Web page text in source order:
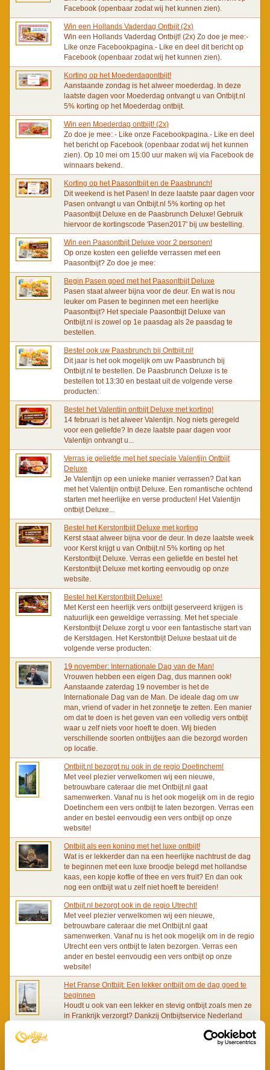
Facebook (openbaar zodat wij het kunnen zien).
Win een Hollands Vaderdag Ontbijt (2x)
Win een Hollands Vaderdag Ontbijt! (2x) Zo doe je mee:-
Like onze Facebookpagina.- Like en deel dit bericht op
Facebook (openbaar zodat wij het kunnen zien).
Korting op het Moederdagontbijt!
Aanstaande zondag is het alweer moederdag. In deze
laatste dagen voor Moederdag ontvangt u van Ontbijt.nl
5% korting op het Moederdag ontbijt.
Win een Moederdag ontbijt! (2x)
Zo doe je mee: - Like onze Facebookpagina.- Like en deel
het bericht op Facebook (openbaar zodat wij het kunnen
zien). Op 10 mei om 15:00 uur maken wij via Facebook de
winnaars bekend.
Korting op het Paasontbijt en de Paasbrunch!
Dit weekend is het Pasen! In deze laatste paar dagen voor
Pasen ontvangt u van Ontbijt.nl 5% korting op het
Paasontbijt Deluxe en de Paasbrunch Deluxe! Gebruik
hiervoor de kortingscode 'Pasen2017' bij uw bestelling.
Win een Paasontbijt Deluxe voor 2 personen!
Op onze kosten een geliefde verrassen met een
Paasontbijt? Zo doe je mee:
Begin Pasen goed met het Paasontbijt Deluxe
Pasen staat alweer bijna voor de deur. En wat is nou
leuker om Pasen te beginnen met een heerlijke
Paasontbijt? Het speciale Paasontbijt Deluxe van
Ontbijt.nl is zowel op 1e paasdag als 2e paasdag te
bestellen.
Bestel ook uw Paasbrunch bij Ontbijt.nl!
Dit jaar is het ook mogelijk om uw Paasbrunch bij
Ontbijt.nl te bestellen. De Paasbrunch Deluxe is te
bestellen tot 13:30 en bestaat uit de volgende verse
producten:
Bestel het Valentijn ontbijt Deluxe met korting!
14 februari is het alweer Valentijn. Nog niets geregeld
voor een geliefde? In deze laatste paar dagen voor
Valentijn ontvangt u...
Verras je geliefde met het speciale Valentijn Ontbijt
Deluxe
Je Valentijn op een unieke manier verrassen? Dat kan
met het Valentijn ontbijt Deluxe. Een romantische ochtend
starten met heerlijke en verse producten! Het Valentijn
ontbijt Deluxe...
Bestel het Kerstontbijt Deluxe met korting
Kerst staat alweer bijna voor de deur. In deze laatste week
voor Kerst krijgt u van Ontbijt.nl 5% korting op het
Kerstontbijt Deluxe. Verras een geliefde en bestel het
Kerstontbijt Deluxe met korting eenvoudig op onze
website.
Bestel het Kerstontbijt Deluxe!
Met Kerst een heerlijk vers ontbijt geserveerd krijgen is
natuurlijk een geweldige verrassing. Met het speciale
Kerstontbijt Deluxe zorgt u voor een fantastische start van
de Kerstdagen. Het Kerstontbijt Deluxe bestaat uit de
volgende verse producten:
19 november: Internationale Dag van de Man!
Vrouwen hebben een eigen Dag, dus mannen ook!
Aanstaande zaterdag 19 november is het de
Internationale Dag van de Man. De ideale dag om uw
man, vriend of vader in het zonnetje te zetten. Een manier
om dat te doen is het geven van een volledig vers ontbijt
waar u zelf niets voor hoeft te doen. Wij bieden
verschillende soorten ontbijtjes aan die bezorgd worden
op locatie.
Ontbijt.nl bezorgt nu ook in de regio Doetinchem!
Met veel plezier verwelkomen wij een nieuwe,
betrouwbare cateraar die met Ontbijt.nl gaat
samenwerken. Vanaf nu is het ook mogelijk om in de regio
Doetinchem een vers ontbijt te laten bezorgen. Verras een
ander en bestel eenvoudig een vers ontbijt op onze
website!
Ontbijt als een koning met het luxe ontbijt!
Wat is er lekkerder dan na een heerlijke nachtrust de dag
te beginnen met een luxe broodje belegd met hollandse
kaas, een kopje koffie of thee en vers fruit? En dan ook
nog een ontbijt wat u zelf niet hoeft te bereiden!
Ontbijt.nl bezorgt ook in de regio Utrecht!
Met veel plezier verwelkomen wij een nieuwe,
betrouwbare cateraar die met Ontbijt.nl gaat
samenwerken. Vanaf nu is het ook mogelijk om in de regio
Utrecht een vers ontbijt te laten bezorgen. Verras een
ander en bestel eenvoudig een vers ontbijt op onze
website!
Het Franse Ontbijt: Een lekker ontbijt om de dag goed te
beginnen
Houdt u ook van een lekker en stevig ontbijt zoals men ze
in Frankrijk verzorgt? Dankzij Ontbijtservice Nederland
ontbijt zodat u er weer stevig tegenaan kan.